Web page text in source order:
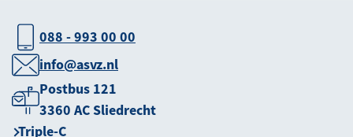
088 - 993 00 00
info@asvz.nl
Postbus 121
3360 AC Sliedrecht
Triple-C